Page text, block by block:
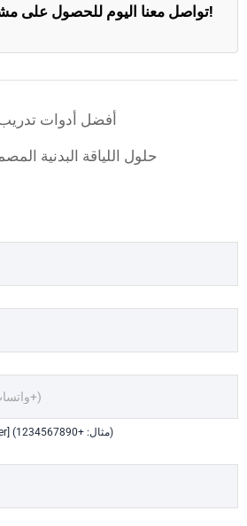
تواصل معنا اليوم للحصول على مشورة الخبراء والحلول!
أفضل أدوات
حلول اللياقة البدنية
التنسيق: [country code][number] (مثال: +1234567890)